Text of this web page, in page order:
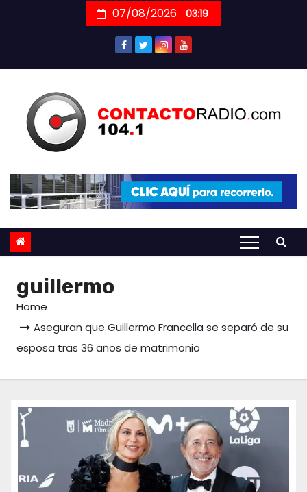
07/08/2026 03:19
guillermo
Home
Aseguran que Guillermo Francella se separó de su
esposa tras 36 años de matrimonio